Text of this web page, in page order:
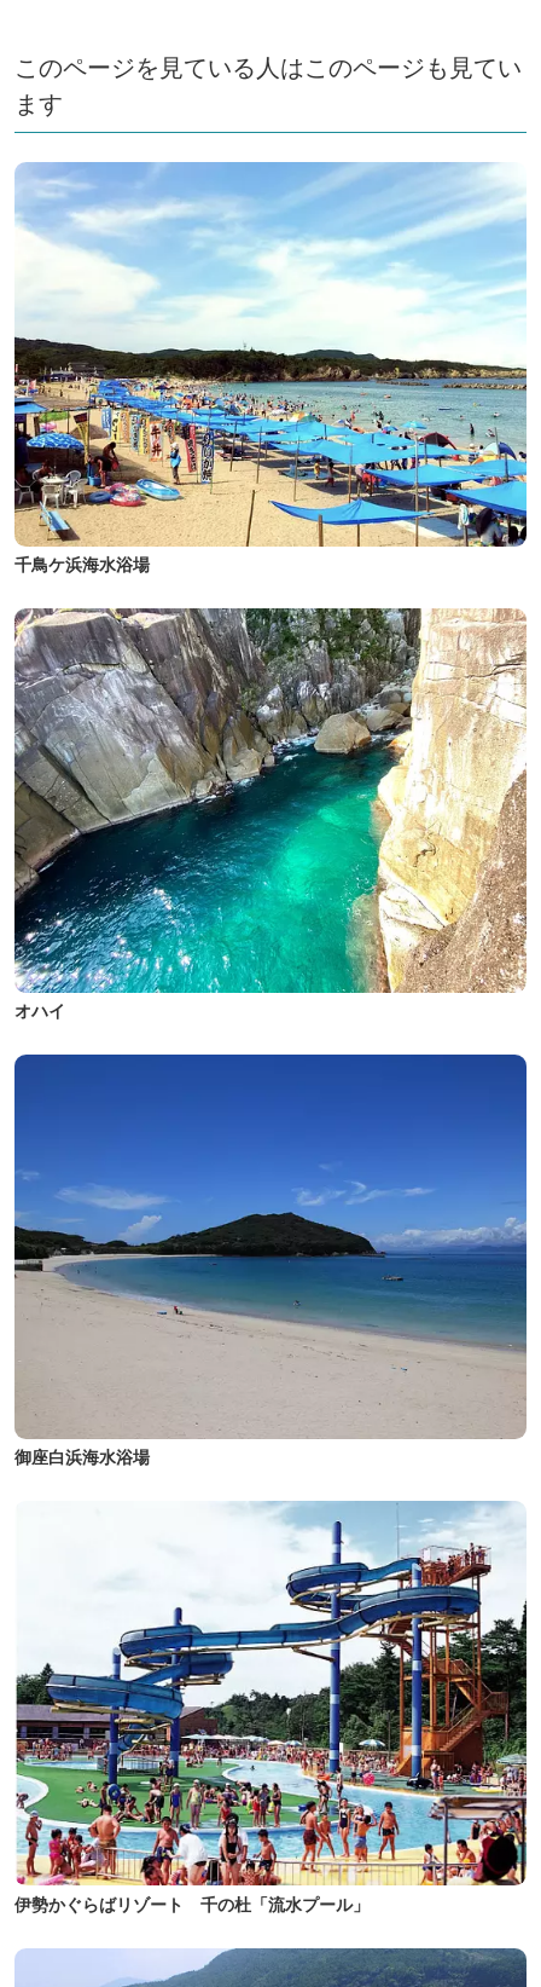
このページを見ている人はこのページも見てい
ます
千鳥ケ浜海水浴場
オハイ
御座白浜海水浴場
伊勢かぐらばリゾート 千の杜「流水プール」